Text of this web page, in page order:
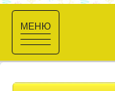
Toggle
navigation